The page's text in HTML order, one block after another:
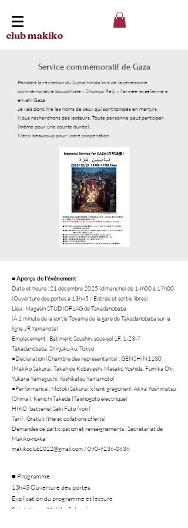
club makiko
Service commémoratif de Gaza
Pendant la récitation du Sutra Amida lors de la cérémonie
commémorative bouddhiste « Shomyo Reiji », l'armée israélienne a
envahi Gaza.
Je vais donc lire les noms de ceux qui sont tombés en martyrs.
Nous recherchons des lecteurs. Toute personne peut participer
(même pour une courte durée).
Merci beaucoup pour votre coopération.
■ Aperçu de l'événement
Date et heure : 21 décembre 2025 (dimanche) de 14h00 à 17h00
(Ouverture des portes à 13h45 / Entrée et sortie libres)
Lieu : Magasin STUDIOFLAG de Takadanobaba
(À 1 minute de la sortie Toyama de la gare de Takadanobaba sur la
ligne JR Yamanote)
Emplacement : Bâtiment Soushin, sous-sol 1F, 1-23-7
Takadanobaba, Shinjuku-ku, Tokyo
●Déclaration (Chambre des représentants) : GENSHIN1130
(Makiko Sakurai, Takahide Kobayashi, Masako Yoshida, Fumika Oki,
Yukana Yamaguchi, Yoshikatsu Yamamoto)
●Performance : Motoki Sakurai (chant grégorien), Akira Yoshimatsu
(Shimai), Kenichi Takeda (Taishogoto électrique)
HIKO (batterie) Seki Futo (voix)
Tarif : Gratuit (thé et collations offerts)
Demandes de participation et renseignements : Secrétariat de
Makiko-no-kai
makikoclub2022@gmail.com/090-9236-0836
■ Programme
13h45 Ouverture des portes
Explication du programme et lecture
Salutations : Makiko Sakurai